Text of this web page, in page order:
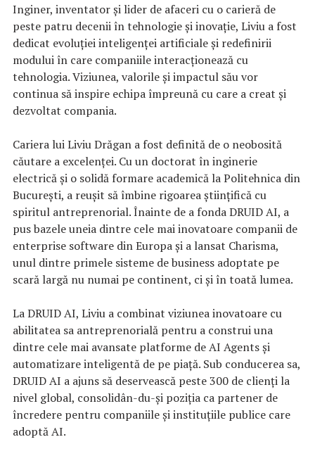
Inginer, inventator și lider de afaceri cu o carieră de
peste patru decenii în tehnologie și inovație, Liviu a fost
dedicat evoluției inteligenței artificiale și redefinirii
modului în care companiile interacționează cu
tehnologia. Viziunea, valorile și impactul său vor
continua să inspire echipa împreună cu care a creat și
dezvoltat compania.
Cariera lui Liviu Drăgan a fost definită de o neobosită
căutare a excelenței. Cu un doctorat în inginerie
electrică și o solidă formare academică la Politehnica din
București, a reușit să îmbine rigoarea științifică cu
spiritul antreprenorial. Înainte de a fonda DRUID AI, a
pus bazele uneia dintre cele mai inovatoare companii de
enterprise software din Europa și a lansat Charisma,
unul dintre primele sisteme de business adoptate pe
scară largă nu numai pe continent, ci și în toată lumea.
La DRUID AI, Liviu a combinat viziunea inovatoare cu
abilitatea sa antreprenorială pentru a construi una
dintre cele mai avansate platforme de AI Agents și
automatizare inteligentă de pe piață. Sub conducerea sa,
DRUID AI a ajuns să deservească peste 300 de clienți la
nivel global, consolidân-du-și poziția ca partener de
încredere pentru companiile și instituțiile publice care
adoptă AI.